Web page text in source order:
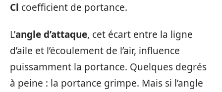
Cl coefficient de portance.
L’angle d’attaque, cet écart entre la ligne
d’aile et l’écoulement de l’air, influence
puissamment la portance. Quelques degrés
à peine : la portance grimpe. Mais si l’angle